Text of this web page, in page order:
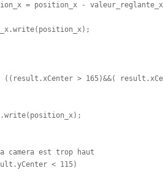
= position_x -
((result.xCenter > 165)&&(
camera est trop haut
< 115)